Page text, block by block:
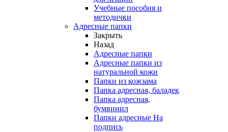
Учебные пособия и
методички
Адресные папки
Закрыть
Назад
Адресные папки
Адресные папки из
натуральной кожи
Папки из кожзама
Папка адресная, баладек
Папка адресная,
бумвинил
Папки адресные На
подпись